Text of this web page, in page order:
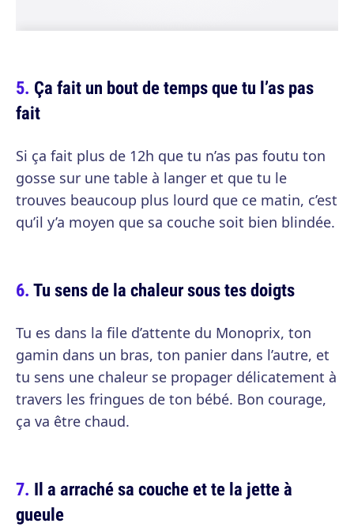
Ça fait un bout de temps que tu l’as pas
fait
Si ça fait plus de 12h que tu n’as pas foutu ton
gosse sur une table à langer et que tu le
trouves beaucoup plus lourd que ce matin, c’est
qu’il y’a moyen que sa couche soit bien blindée.
Tu sens de la chaleur sous tes doigts
Tu es dans la file d’attente du Monoprix, ton
gamin dans un bras, ton panier dans l’autre, et
tu sens une chaleur se propager délicatement à
travers les fringues de ton bébé. Bon courage,
ça va être chaud.
Il a arraché sa couche et te la jette à
gueule